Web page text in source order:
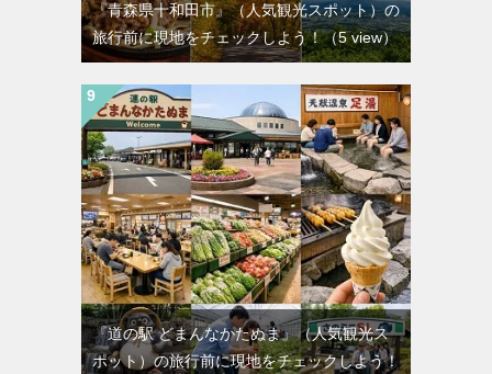
『青森県十和田市』（人気観光スポット）の
旅行前に現地をチェックしよう！（5 view）
『道の駅 どまんなかたぬま』（人気観光ス
ポット）の旅行前に現地をチェックしよう！